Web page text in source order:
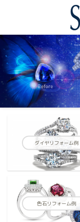
ダイヤリフォーム例
色石リフォーム例